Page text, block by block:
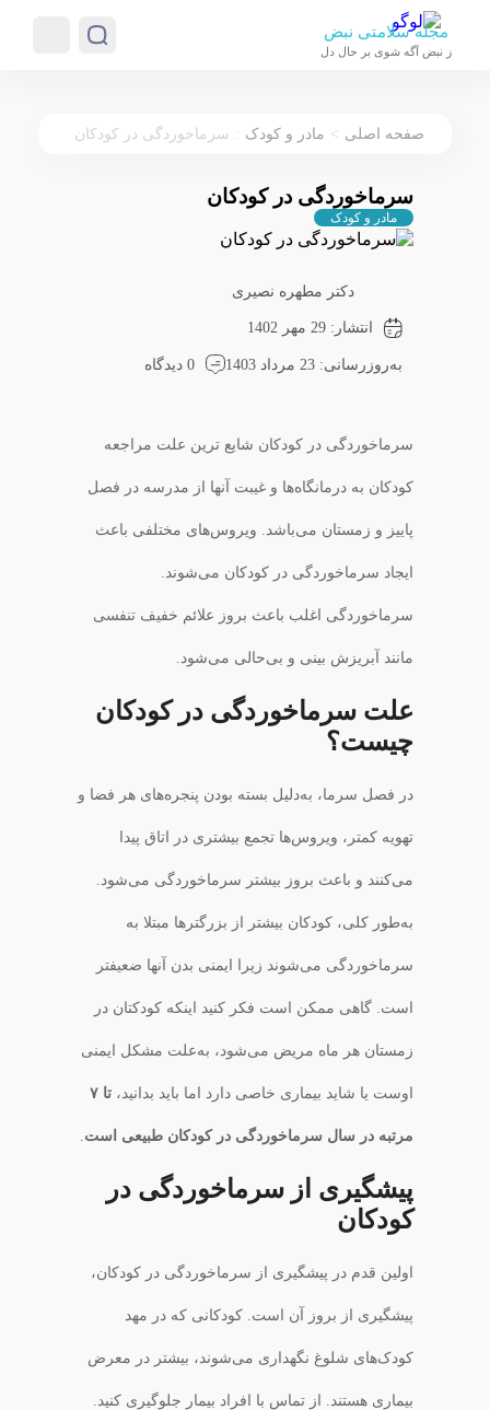
مجله سلامتی نبض
ز نبض آگه شوی بر حال دل
صفحه اصلی > مادر و کودک : سرماخوردگی در کودکان
سرماخوردگی در کودکان
مادر و کودک
دکتر مطهره نصیری
انتشار: 29 مهر 1402
به‌روزرسانی: 23 مرداد 1403 0 دیدگاه
سرماخوردگی در کودکان شایع ترین علت مراجعه
کودکان به درمانگاه‌ها و غیبت آنها از مدرسه در فصل
پاییز و زمستان می‌باشد‌. ویروس‌های مختلفی باعث
ایجاد سرماخوردگی در کودکان می‌شوند.
سرماخوردگی اغلب باعث بروز علائم خفیف تنفسی
مانند آبریزش بینی و بی‌حالی می‌شود.
علت سرماخوردگی در کودکان
چیست؟
در فصل سرما، به‌دلیل بسته بودن پنجره‌های هر فضا و
تهویه کمتر، ویروس‌ها تجمع بیشتری در اتاق پیدا
می‌کنند و باعث بروز بیشتر سرماخوردگی می‌شود.
به‌طور کلی، کودکان بیشتر از بزرگتر‌ها مبتلا به
سرماخوردگی می‌شوند زیرا ایمنی بدن آنها ضعیفتر
است. گاهی ممکن است فکر کنید اینکه کودکتان در
زمستان هر ماه مریض می‌شود، به‌علت مشکل ایمنی
اوست یا شاید بیماری خاصی دارد اما باید بدانید، تا ۷
مرتبه در سال سرماخوردگی در کودکان طبیعی است.
پیشگیری از سرماخوردگی در
کودکان
اولین قدم در پیشگیری از سرماخوردگی در کودکان،
پیشگیری از بروز آن است. کودکانی که در مهد
کودک‌های شلوغ نگهداری می‌شوند، بیشتر در معرض
بیماری هستند‌. از تماس با افراد بیمار جلوگیری کنید.